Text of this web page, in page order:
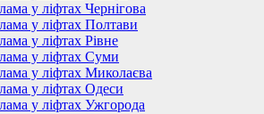
у ліфтах Чернігова
у ліфтах Полтави
у ліфтах Рівне
у ліфтах Суми
у ліфтах Миколаєва
у ліфтах Одеси
у ліфтах Ужгорода